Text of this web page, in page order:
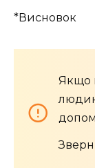
*Висновок
Якщо